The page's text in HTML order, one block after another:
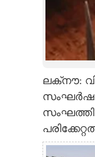
CARTOONS
LITERATURE
ലക്‌നൗ: